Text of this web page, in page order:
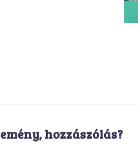
hozzászólás?